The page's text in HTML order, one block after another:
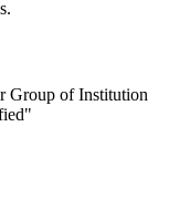
Group of Institution